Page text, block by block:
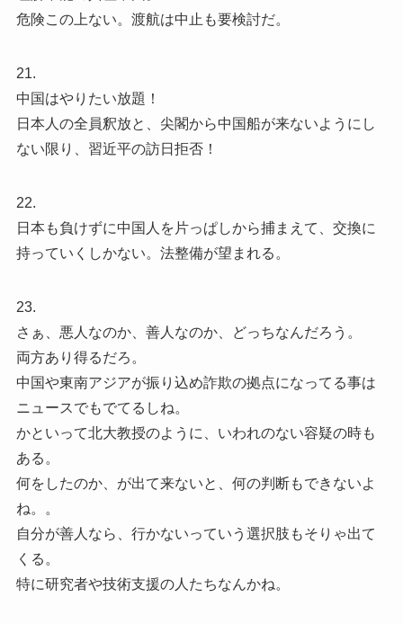
危険この上ない。渡航は中止も要検討だ。
21.
中国はやりたい放題！
日本人の全員釈放と、尖閣から中国船が来ないようにし
ない限り、習近平の訪日拒否！
22.
日本も負けずに中国人を片っぱしから捕まえて、交換に
持っていくしかない。法整備が望まれる。
23.
さぁ、悪人なのか、善人なのか、どっちなんだろう。
両方あり得るだろ。
中国や東南アジアが振り込め詐欺の拠点になってる事は
ニュースでもでてるしね。
かといって北大教授のように、いわれのない容疑の時も
ある。
何をしたのか、が出て来ないと、何の判断もできないよ
ね。。
自分が善人なら、行かないっていう選択肢もそりゃ出て
くる。
特に研究者や技術支援の人たちなんかね。